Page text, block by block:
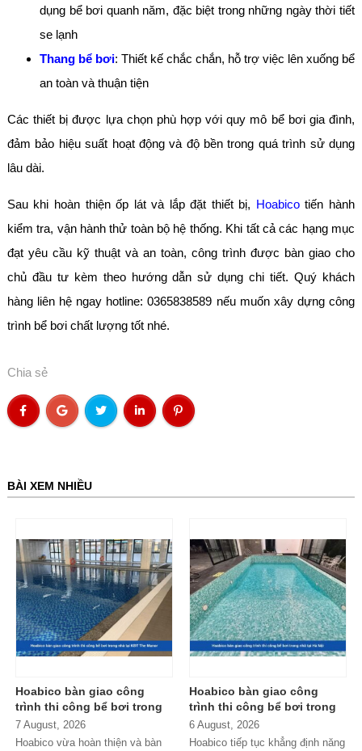
dụng bể bơi quanh năm, đặc biệt trong những ngày thời tiết
se lạnh
Thang bể bơi: Thiết kế chắc chắn, hỗ trợ việc lên xuống bể
an toàn và thuận tiện
Các thiết bị được lựa chọn phù hợp với quy mô bể bơi gia đình,
đảm bảo hiệu suất hoạt động và độ bền trong quá trình sử dụng
lâu dài.
Sau khi hoàn thiện ốp lát và lắp đặt thiết bị, Hoabicotiến hành
kiểm tra, vận hành thử toàn bộ hệ thống. Khi tất cả các hạng mục
đạt yêu cầu kỹ thuật và an toàn, công trình được bàn giao cho
chủ đầu tư kèm theo hướng dẫn sử dụng chi tiết. Quý khách
hàng liên hệ ngay hotline: 0365838589 nếu muốn xây dựng công
trình bể bơi chất lượng tốt nhé.
Chia sẻ
BÀI XEM NHIỀU
Hoabico bàn giao công
trình thi công bể bơi trong
nhà tại KĐT The Manor
7 August, 2026
Hoabico vừa hoàn thiện và bàn
Hoabico bàn giao công
trình thi công bể bơi trong
nhà tại Hà Nội
6 August, 2026
Hoabico tiếp tục khẳng định năng